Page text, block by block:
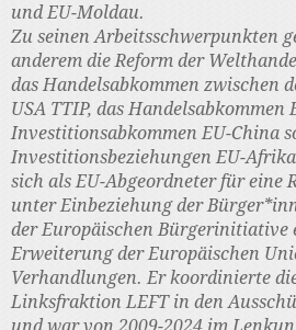
und EU-Moldau.
Zu seinen Arbeitsschwerpunkten
anderem die Reform der
das Handelsabkommen zwischen
USA TTIP, das Handelsabkommen
Investitionsabkommen EU-China
Investitionsbeziehungen EU-
sich als EU-Abgeordneter für eine
unter Einbeziehung der
der Europäischen Bürgerinitiative
Erweiterung der Europäischen
Verhandlungen. Er koordinierte
Linksfraktion LEFT in den